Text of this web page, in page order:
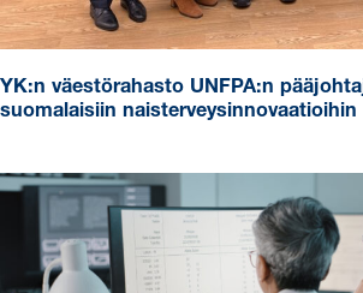
YK:n väestörahasto UNFPA:n
suomalaisiin naisterveysinnovaatioihin